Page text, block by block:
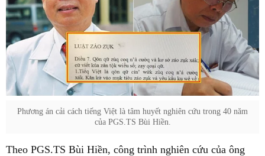
Phương án cải cách tiếng Việt là tâm huyết nghiên cứu trong 40 năm
của PGS.TS Bùi Hiền.
Theo PGS.TS Bùi Hiền, công trình nghiên cứu của ông